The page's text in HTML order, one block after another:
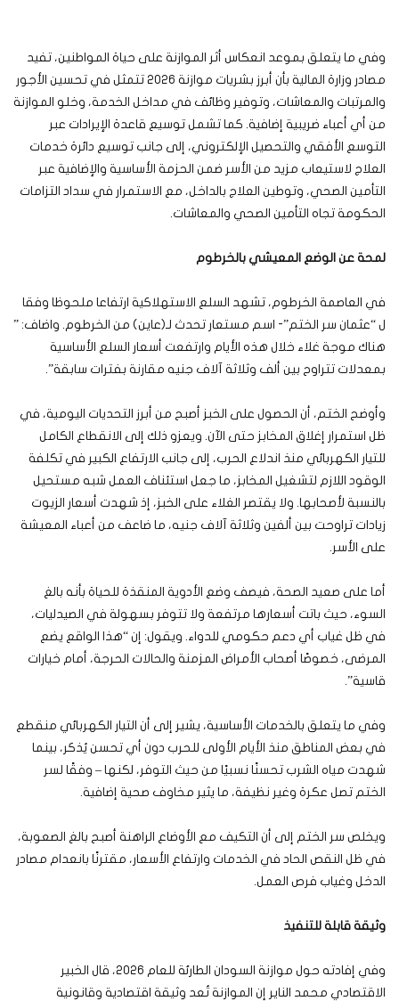
وفي ما يتعلق بموعد انعكاس أثر الموازنة على حياة المواطنين، تفيد
مصادر وزارة المالية بأن أبرز بشريات موازنة 2026 تتمثل في تحسين الأجور
والمرتبات والمعاشات، وتوفير وظائف في مداخل الخدمة، وخلو الموازنة
من أي أعباء ضريبية إضافية. كما تشمل توسيع قاعدة الإيرادات عبر
التوسع الأفقي والتحصيل الإلكتروني، إلى جانب توسيع دائرة خدمات
العلاج لاستيعاب مزيد من الأسر ضمن الحزمة الأساسية والإضافية عبر
التأمين الصحي، وتوطين العلاج بالداخل، مع الاستمرار في سداد التزامات
الحكومة تجاه التأمين الصحي والمعاشات.
لمحة عن الوضع المعيشي بالخرطوم
في العاصمة الخرطوم، تشهد السلع الاستهلاكية ارتفاعا ملحوظا وفقا
ل “عثمان سر الختم”- اسم مستعار تحدث لـ(عاين) من الخرطوم. واضاف: ”
هناك موجة غلاء خلال هذه الأيام وارتفعت أسعار السلع الأساسية
بمعدلات تتراوح بين ألف وثلاثة آلاف جنيه مقارنة بفترات سابقة”.
وأوضح الختم، أن الحصول على الخبز أصبح من أبرز التحديات اليومية، في
ظل استمرار إغلاق المخابز حتى الآن. ويعزو ذلك إلى الانقطاع الكامل
للتيار الكهربائي منذ اندلاع الحرب، إلى جانب الارتفاع الكبير في تكلفة
الوقود اللازم لتشغيل المخابز، ما جعل استئناف العمل شبه مستحيل
بالنسبة لأصحابها. ولا يقتصر الغلاء على الخبز، إذ شهدت أسعار الزيوت
زيادات تراوحت بين ألفين وثلاثة آلاف جنيه، ما ضاعف من أعباء المعيشة
على الأسر.
أما على صعيد الصحة، فيصف وضع الأدوية المنقذة للحياة بأنه بالغ
السوء، حيث باتت أسعارها مرتفعة ولا تتوفر بسهولة في الصيدليات،
في ظل غياب أي دعم حكومي للدواء. ويقول: إن “هذا الواقع يضع
المرضى، خصوصًا أصحاب الأمراض المزمنة والحالات الحرجة، أمام خيارات
قاسية”.
وفي ما يتعلق بالخدمات الأساسية، يشير إلى أن التيار الكهربائي منقطع
في بعض المناطق منذ الأيام الأولى للحرب دون أي تحسن يُذكر، بينما
شهدت مياه الشرب تحسنًا نسبيًا من حيث التوفر، لكنها – وفقًا لسر
الختم تصل عكرة وغير نظيفة، ما يثير مخاوف صحية إضافية.
ويخلص سر الختم إلى أن التكيف مع الأوضاع الراهنة أصبح بالغ الصعوبة،
في ظل النقص الحاد في الخدمات وارتفاع الأسعار، مقترنًا بانعدام مصادر
الدخل وغياب فرص العمل.
وثيقة قابلة للتنفيذ
وفي إفادته حول موازنة السودان الطارئة للعام 2026، قال الخبير
الاقتصادي محمد الناير إن الموازنة تُعد وثيقة اقتصادية وقانونية